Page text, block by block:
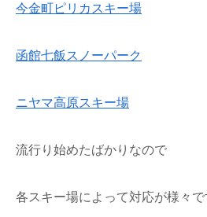
今金町ピリカスキー場
函館七飯スノーパーク
ニヤマ高原スキー場
流行り始めたばかりなので
各スキー場によって対応が様々で